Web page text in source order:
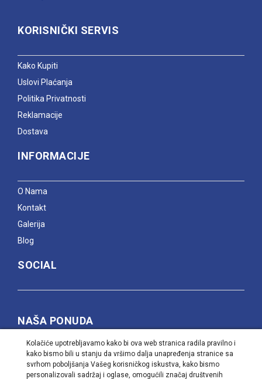
KORISNIČKI SERVIS
Kako Kupiti
Uslovi Plaćanja
Politika Privatnosti
Reklamacije
Dostava
INFORMACIJE
O Nama
Kontakt
Galerija
Blog
SOCIAL
NAŠA PONUDA
Proverite naše trenutne akcije, ali i pogledajte šta nudi
naša veleprodaja i kontaktirajte nas da saznate cene i
popuste naših proizvoda, bilo da vas zanima prodaja na
Kolačiće upotrebljavamo kako bi ova web stranica radila pravilno i
kako bismo bili u stanju da vršimo dalja unapređenja stranice sa
svrhom poboljšanja Vašeg korisničkog iskustva, kako bismo
personalizovali sadržaj i oglase, omogućili značaj društvenih